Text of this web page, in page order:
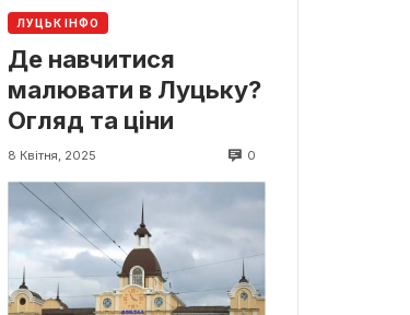
ЛУЦЬК ІНФО
Де навчитися
малювати в Луцьку?
Огляд та ціни
8 Квітня, 2025 0